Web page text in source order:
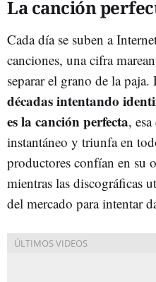
La canción
Cada día se suben a
canciones, una cifra
separar el grano de la paja.
décadas intentando
es la canción perfecta,
instantáneo y triunfa en
productores confían en su
mientras las discográficas
del mercado para intentar